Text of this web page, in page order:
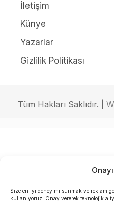
Size en iyi deneyimi sunmak ve reklam
kullanıyoruz. Onay vererek teknolojik
İletişim
Künye
Yazarlar
Gizlilik Politikası
Tüm Hakları Saklıdır. |